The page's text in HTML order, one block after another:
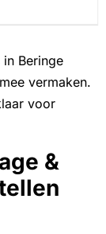
Beringe
vermaken.
voor
&